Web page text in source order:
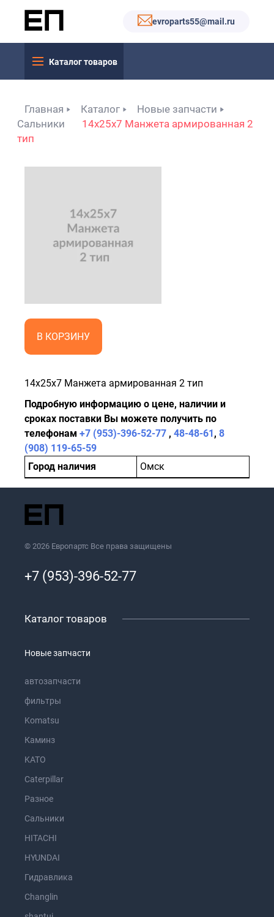
evroparts55@mail.ru
Каталог товаров
Главная Каталог
Новые запчасти
Сальники
14x25x7 Манжета армированная 2
тип
В КОРЗИНУ
14x25x7 Манжета армированная 2 тип
Подробную информацию о цене, наличии и
сроках поставки Вы можете получить по
телефонам +7 (953)-396-52-77 , 48-48-61, 8
(908) 119-65-59
Город наличия
Омск
© 2026 Европартс Все права защищены
+7 (953)-396-52-77
Каталог товаров
Новые запчасти
автозапчасти
фильтры
Komatsu
Каминз
KATO
Caterpillar
Разное
Сальники
HITACHI
HYUNDAI
Гидравлика
Changlin